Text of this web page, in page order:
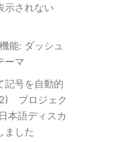
示されない
能: ダッシュ
ーマ
記号を自動的
プロジェク
本語ディスカ
ました